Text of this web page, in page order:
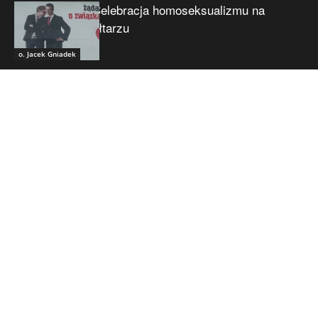
o. Jacek Gniadek
Celebracja homoseksualizmu na
ołtarzu